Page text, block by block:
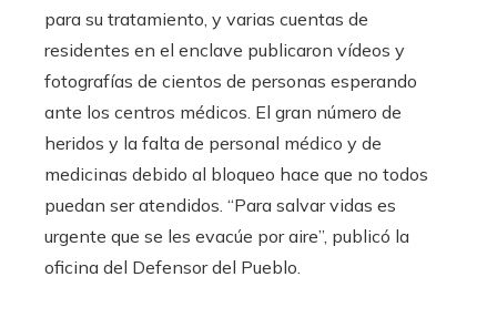
para su tratamiento, y varias cuentas de
residentes en el enclave publicaron vídeos y
fotografías de cientos de personas esperando
ante los centros médicos. El gran número de
heridos y la falta de personal médico y de
medicinas debido al bloqueo hace que no todos
puedan ser atendidos. “Para salvar vidas es
urgente que se les evacúe por aire”, publicó la
oficina del Defensor del Pueblo.